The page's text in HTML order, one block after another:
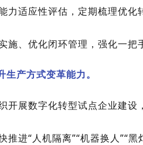
力适应性评估，定期梳理优
施、优化闭环管理，强化一
生产方式变革能力。
开展数字化转型试点企业建
推进“人机隔离”“机器换人”“